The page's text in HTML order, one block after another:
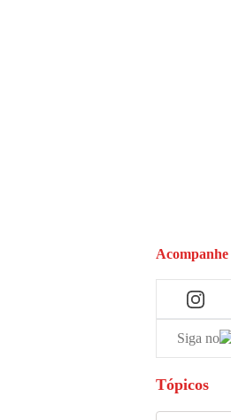
Acompanhe
Siga no
Tópicos